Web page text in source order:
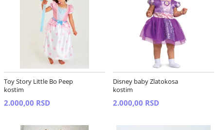
Toy Story Little Bo Peep
kostim
2.000,00 RSD
Disney baby Zlatokosa
kostim
2.000,00 RSD